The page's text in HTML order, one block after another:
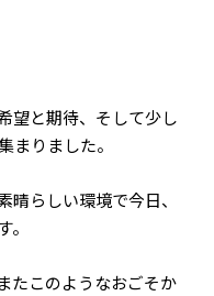
望と期待、そして少し
まりました。
らしい環境で今日、
たこのようなおごそか